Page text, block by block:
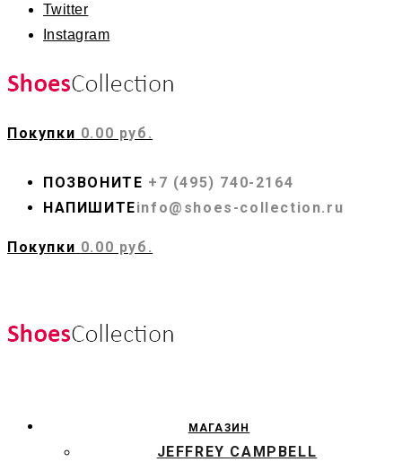
Twitter
Instagram
Покупки 0.00 руб.
ПОЗВОНИТЕ +7 (495) 740-2164
НАПИШИТЕinfo@shoes-collection.ru
Покупки 0.00 руб.
МАГАЗИН
JEFFREY CAMPBELL